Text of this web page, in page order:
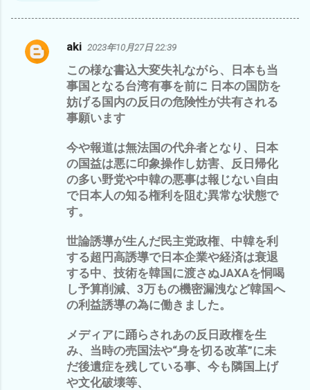
コ
aki 2023年10月27日 22:39
この様な書込大変失礼ながら、日本も当
事国となる台湾有事を前に 日本の国防を
妨げる国内の反日の危険性が共有される
事願います
今や報道は無法国の代弁者となり、日本
の国益は悪に印象操作し妨害、反日帰化
の多い野党や中韓の悪事は報じない自由
で日本人の知る権利を阻む異常な状態で
す。
世論誘導が生んだ民主党政権、中韓を利
する超円高誘導で日本企業や経済は衰退
する中、技術を韓国に渡さぬJAXAを恫喝
し予算削減、3万もの機密漏洩など韓国へ
の利益誘導の為に働きました。
メディアに踊らされあの反日政権を生
み、当時の売国法や“身を切る改革”に未
だ後遺症を残している事、今も隣国上げ
や文化破壊等、